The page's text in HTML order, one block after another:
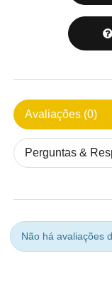
Avaliações (0)
Perguntas &
Não há avaliações